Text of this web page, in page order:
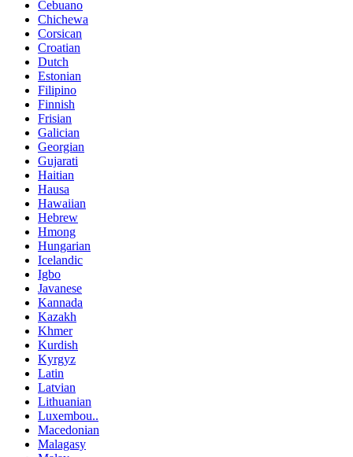
Cebuano
Chichewa
Corsican
Croatian
Dutch
Estonian
Filipino
Finnish
Frisian
Galician
Georgian
Gujarati
Haitian
Hausa
Hawaiian
Hebrew
Hmong
Hungarian
Icelandic
Igbo
Javanese
Kannada
Kazakh
Khmer
Kurdish
Kyrgyz
Latin
Latvian
Lithuanian
Luxembou..
Macedonian
Malagasy